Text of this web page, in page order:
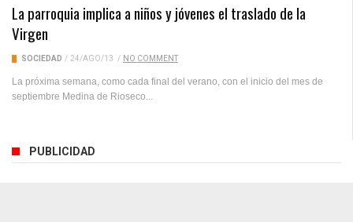
La parroquia implica a niños y jóvenes el traslado de la
Virgen
SOCIEDAD / 24/AGO/13 / NO COMMENT
La próxima semana, como cada final del verano, con el inicio del mes de
septiembre Medina de Rioseco...
PUBLICIDAD